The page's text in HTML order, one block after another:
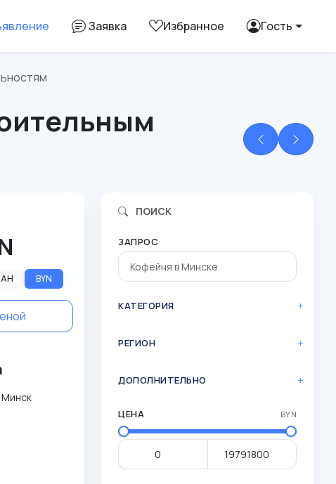
Заявка Избранное Гость
ЗАПРОС
КАТЕГОРИЯ
РЕГИОН
ДОПОЛНИТЕЛЬНО
ЦЕНА BYN
ПОИСК
BYN
Минск